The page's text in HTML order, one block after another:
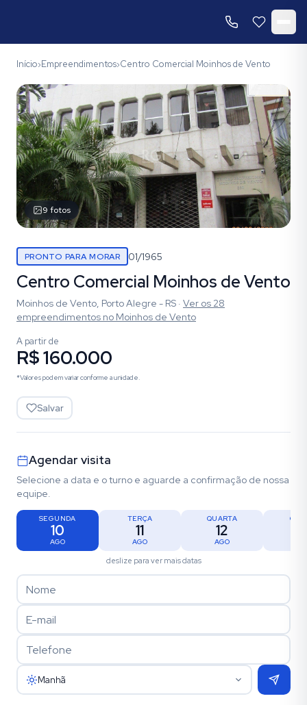
Início›Empreendimentos›Centro Comercial Moinhos de Vento
9 fotos
PRONTO PARA MORAR 01/1965
Centro Comercial Moinhos de Vento
Moinhos de Vento, Porto Alegre - RS · Ver os 28
empreendimentos no Moinhos de Vento
A partir de
R$ 160.000
*Valores podem variar conforme a unidade.
Salvar
Agendar visita
Selecione a data e o turno e aguarde a confirmação de nossa
equipe.
SEGUNDA
10
AGO
TERÇA
11
AGO
QUARTA
12
AGO
deslize para ver mais datas
Manhã